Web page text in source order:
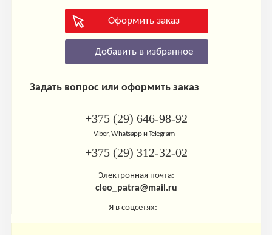
Оформить заказ
Добавить в избранное
Задать вопрос или оформить заказ
+375 (29) 646-98-92
Viber, Whatsapp и Telegram
+375 (29) 312-32-02
Электронная почта:
cleo_patra@mail.ru
Я в соцсетях: